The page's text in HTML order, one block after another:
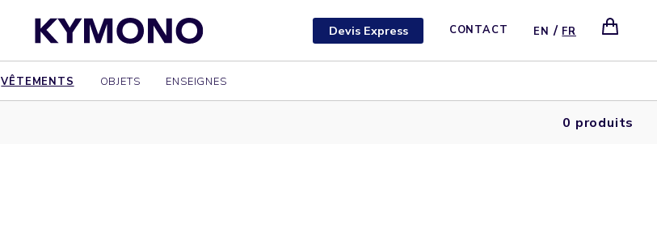
Devis Express CONTACT EN / FR
VÊTEMENTS OBJETS ENSEIGNES
0 produits